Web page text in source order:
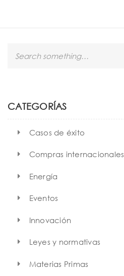
h
CATEGORÍAS
Casos de éxito
Compras internacionales
Energía
Eventos
Innovación
Leyes y normativas
Materias Primas